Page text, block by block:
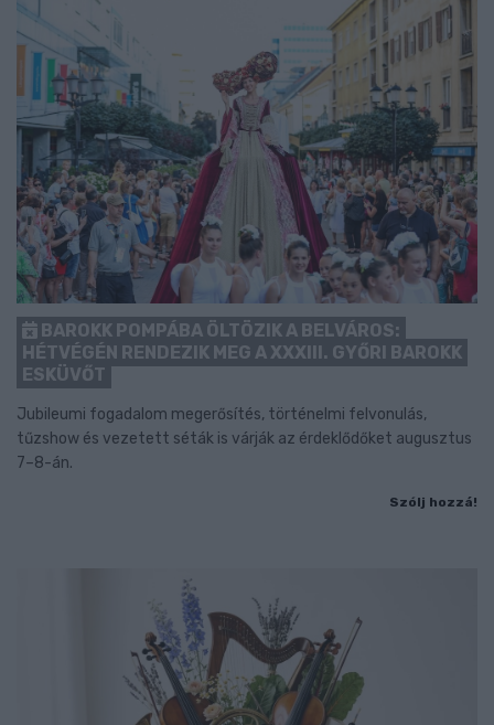
BAROKK POMPÁBA ÖLTÖZIK A BELVÁROS:
HÉTVÉGÉN RENDEZIK MEG A XXXIII. GYŐRI BAROKK
ESKÜVŐT
Jubileumi fogadalom megerősítés, történelmi felvonulás,
tűzshow és vezetett séták is várják az érdeklődőket augusztus
7–8-án.
Szólj hozzá!